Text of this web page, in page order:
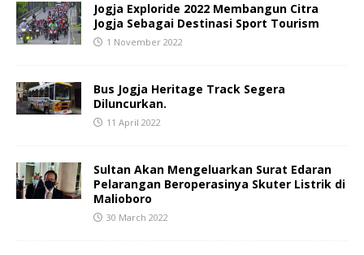
Jogja Exploride 2022 Membangun Citra
Jogja Sebagai Destinasi Sport Tourism
1 November 2022
Bus Jogja Heritage Track Segera
Diluncurkan.
11 April 2022
Sultan Akan Mengeluarkan Surat Edaran
Pelarangan Beroperasinya Skuter Listrik di
Malioboro
30 March 2022